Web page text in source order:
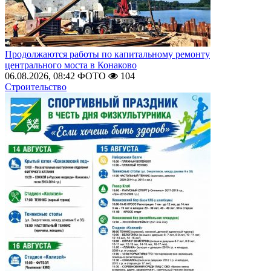
Продолжаются работы по капитальному ремонту
центрального моста в Конаково
06.08.2026, 08:42 ФОТО
104
Строительство